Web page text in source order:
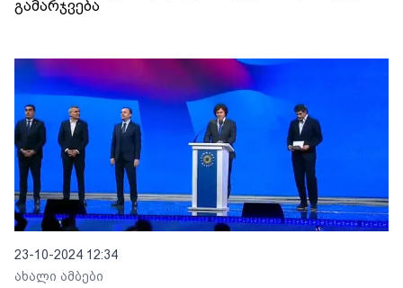
გამარჯვება
23-10-2024 12:34
ახალი ამბები